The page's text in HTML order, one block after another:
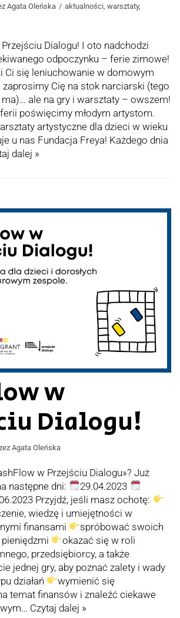
Agata Oleńska aktualności, warsztaty,
Dialogu! I oto nadchodzi
odpoczynku – ferie zimowe!
Ci się leniuchowanie w domowym
Cię na stok narciarski (tego
ale na gry i warsztaty – owszem!
poświęcimy młodym artystom.
artystyczne dla dzieci w wieku
u nas Fundacja Freya! Każdego dnia
dalej »
w
Dialogu!
Agata Oleńska
w Przejściu Dialogu»? Już
następne dni:
29.04.2023
Przyjdź, jeśli masz ochotę:
wiedzę i umiejętności w
finansami
spróbować swoich
pieniędzmi
okazać się w roli
przedsiębiorcy, a także
jednej gry, aby poznać zalety i wady
działań
wymienić się
temat finansów i znaleźć ciekawe
Czytaj dalej »